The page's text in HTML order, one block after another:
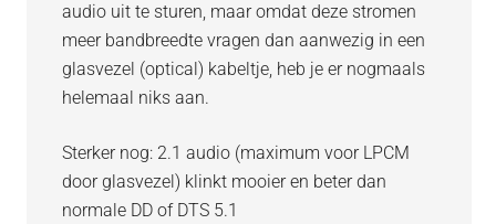
audio uit te sturen, maar omdat deze stromen
meer bandbreedte vragen dan aanwezig in een
glasvezel (optical) kabeltje, heb je er nogmaals
helemaal niks aan.
Sterker nog: 2.1 audio (maximum voor LPCM
door glasvezel) klinkt mooier en beter dan
normale DD of DTS 5.1